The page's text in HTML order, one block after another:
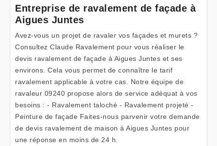
Entreprise de ravalement de façade à
Aigues Juntes
Avez-vous un projet de ravaler vos façades et murets ?
Consultez Claude Ravalement pour vous réaliser le
devis ravalement de façade à Aigues Juntes et ses
environs. Cela vous permet de connaître le tarif
ravalement applicable à votre cas. Notre équipe de
ravaleur 09240 propose alors de service adéquat à vos
besoins : - Ravalement taloché - Ravalement projeté -
Peinture de façade Faites-nous parvenir votre demande
de devis ravalement de maison à Aigues Juntes pour
une réponse en moins de 24 h.